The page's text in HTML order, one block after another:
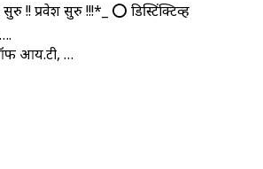
!! प्रवेश सुरु !!!*_ ⭕ डिस्टिंक्टिव्ह
आय.टी, …